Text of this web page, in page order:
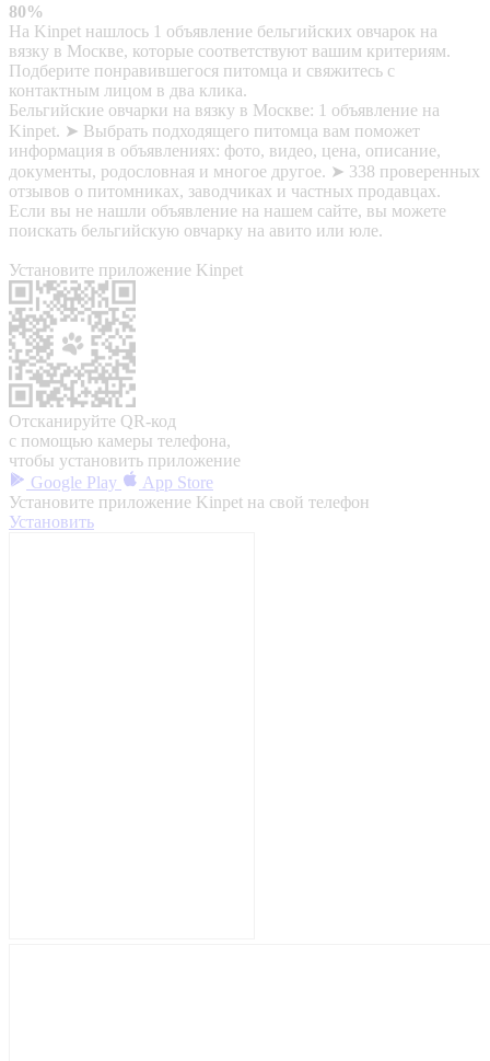
80%
На Kinpet нашлось 1 объявление бельгийских овчарок на
вязку в Москве, которые соответствуют вашим критериям.
Подберите понравившегося питомца и свяжитесь с
контактным лицом в два клика.
Бельгийские овчарки на вязку в Москве: 1 объявление на
Kinpet. ➤ Выбрать подходящего питомца вам поможет
информация в объявлениях: фото, видео, цена, описание,
документы, родословная и многое другое. ➤ 338 проверенных
отзывов о питомниках, заводчиках и частных продавцах.
Если вы не нашли объявление на нашем сайте, вы можете
поискать бельгийскую овчарку на авито или юле.
Установите приложение Kinpet
Отсканируйте QR-код
с помощью камеры телефона,
чтобы установить приложение
Google Play
App Store
Установите приложение Kinpet на свой телефон
Установить